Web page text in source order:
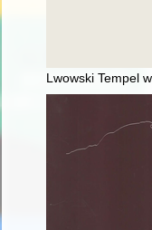
Lwowski Tempel